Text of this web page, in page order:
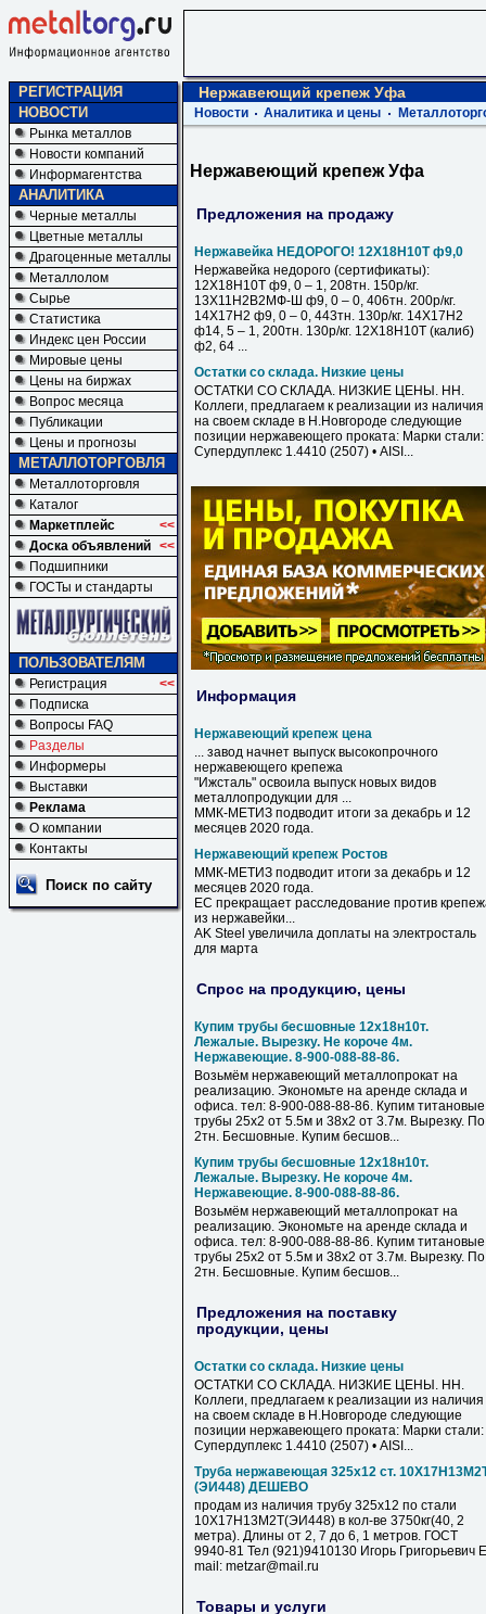
РЕГИСТРАЦИЯ
НОВОСТИ
Рынка металлов
Новости компаний
Информагентства
АНАЛИТИКА
Черные металлы
Цветные металлы
Драгоценные металлы
Металлолом
Сырье
Статистика
Индекс цен России
Мировые цены
Цены на биржах
Вопрос месяца
Публикации
Цены и прогнозы
МЕТАЛЛОТОРГОВЛЯ
Металлоторговля
Каталог
Маркетплейс
<<
Доска объявлений <<
Подшипники
ГОСТы и стандарты
ПОЛЬЗОВАТЕЛЯМ
Регистрация
<<
Подписка
Вопросы FAQ
Разделы
Информеры
Выставки
Реклама
О компании
Контакты
Поиск по сайту
Нержавеющий крепеж Уфа
Новости Аналитика и цены
Нержавеющий крепеж Уфа
Предложения на продажу
Нержавейка НЕДОРОГО! 12Х18Н10Т ф9,0
Нержавейка недорого (сертификаты):
12Х18Н10Т ф9, 0 – 1, 208тн. 150р/кг.
13Х11Н2В2МФ-Ш ф9, 0 – 0, 406тн. 200р/кг.
14Х17Н2 ф9, 0 – 0, 443тн. 130р/кг. 14Х17Н2
ф14, 5 – 1, 200тн. 130р/кг. 12Х18Н10Т (калиб)
ф2, 64 ...
Остатки со склада. Низкие цены
ОСТАТКИ СО СКЛАДА. НИЗКИЕ ЦЕНЫ. НН.
Коллеги, предлагаем к реализации из наличия
на своем складе в Н.Новгороде следующие
позиции нержавеющего проката: Марки стали:
Супердуплекс 1.4410 (2507) • AISI...
Информация
Нержавеющий крепеж цена
... завод начнет выпуск высокопрочного
нержавеющего крепежа
"Ижсталь" освоила выпуск новых видов
металлопродукции для ...
ММК-МЕТИЗ подводит итоги за декабрь и 12
месяцев 2020 года.
Нержавеющий крепеж Ростов
ММК-МЕТИЗ подводит итоги за декабрь и 12
месяцев 2020 года.
ЕС прекращает расследование против
из нержавейки...
AK Steel увеличила доплаты на электросталь
для марта
Спрос на продукцию, цены
Купим трубы бесшовные 12х18н10т.
Лежалые. Вырезку. Не короче 4м.
Нержавеющие. 8-900-088-88-86.
Возьмём нержавеющий металлопрокат на
реализацию. Экономьте на аренде склада и
офиса. тел: 8-900-088-88-86. Купим титановые
трубы 25х2 от 5.5м и 38х2 от 3.7м. Вырезку. По
2тн. Бесшовные. Купим бесшов...
Купим трубы бесшовные 12х18н10т.
Лежалые. Вырезку. Не короче 4м.
Нержавеющие. 8-900-088-88-86.
Возьмём нержавеющий металлопрокат на
реализацию. Экономьте на аренде склада и
офиса. тел: 8-900-088-88-86. Купим титановые
трубы 25х2 от 5.5м и 38х2 от 3.7м. Вырезку. По
2тн. Бесшовные. Купим бесшов...
Предложения на поставку
продукции, цены
Остатки со склада. Низкие цены
ОСТАТКИ СО СКЛАДА. НИЗКИЕ ЦЕНЫ. НН.
Коллеги, предлагаем к реализации из наличия
на своем складе в Н.Новгороде следующие
позиции нержавеющего проката: Марки стали:
Супердуплекс 1.4410 (2507) • AISI...
Труба нержавеющая 325х12 ст.
(ЭИ448) ДЕШЕВО
продам из наличия трубу 325х12 по стали
10Х17Н13М2Т(ЭИ448) в кол-ве 3750кг(40, 2
метра). Длины от 2, 7 до 6, 1 метров. ГОСТ
9940-81 Тел (921)9410130 Игорь Григорьевич
mail: metzar@mail.ru
Товары и услуги